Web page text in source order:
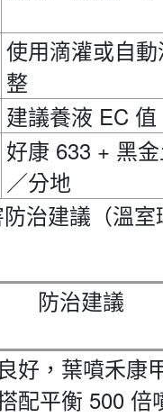
使用滴灌或自
整
建議養液 EC 值
好康 633 + 黑
／分地
治建議（溫室
防治建議
好，葉噴禾康
配平衡 500 倍